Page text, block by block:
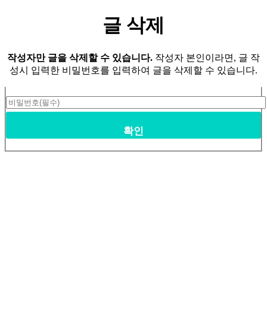
글 삭제
작성자만 글을 삭제할 수 있습니다. 작성자 본인이라면, 글 작
성시 입력한 비밀번호를 입력하여 글을 삭제할 수 있습니다.